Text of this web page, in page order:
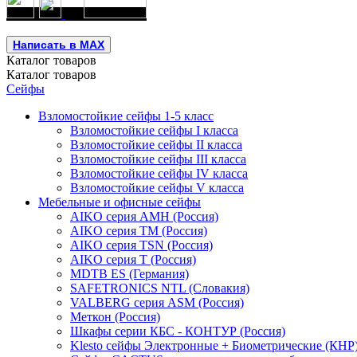
Написать в MAX
Каталог товаров
Каталог товаров
Сейфы
Взломостойкие сейфы 1-5 класс
Взломостойкие сейфы I класса
Взломостойкие сейфы II класса
Взломостойкие сейфы III класса
Взломостойкие сейфы IV класса
Взломостойкие сейфы V класса
Мебельные и офисные сейфы
AIKO серия AMH (Россия)
AIKO серия TM (Россия)
AIKO серия TSN (Россия)
AIKO серия Т (Россия)
MDTB ES (Германия)
SAFETRONICS NTL (Словакия)
VALBERG серия ASM (Россия)
Меткон (Россия)
Шкафы серии КБС - КОНТУР (Россия)
Klesto сейфы Электронные + Биометрические